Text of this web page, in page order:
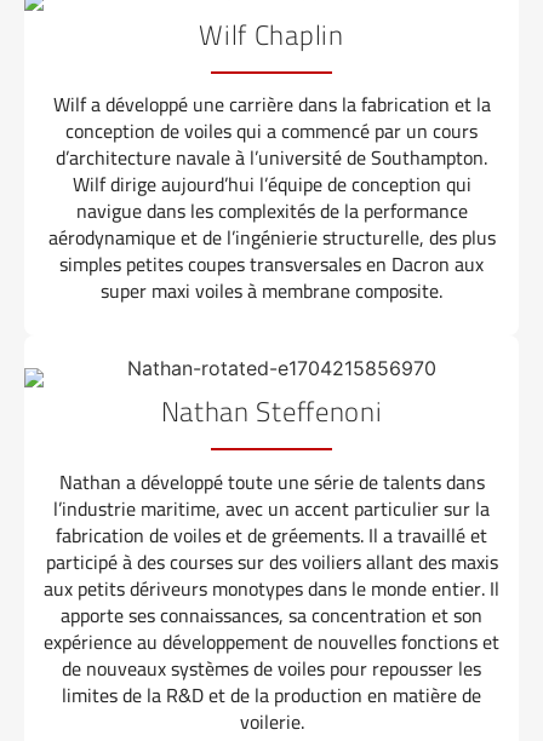
Wilf Chaplin
Wilf a développé une carrière dans la fabrication et la
conception de voiles qui a commencé par un cours
d’architecture navale à l’université de Southampton.
Wilf dirige aujourd’hui l’équipe de conception qui
navigue dans les complexités de la performance
aérodynamique et de l’ingénierie structurelle, des plus
simples petites coupes transversales en Dacron aux
super maxi voiles à membrane composite.
Nathan Steffenoni
Nathan a développé toute une série de talents dans
l’industrie maritime, avec un accent particulier sur la
fabrication de voiles et de gréements. Il a travaillé et
participé à des courses sur des voiliers allant des maxis
aux petits dériveurs monotypes dans le monde entier. Il
apporte ses connaissances, sa concentration et son
expérience au développement de nouvelles fonctions et
de nouveaux systèmes de voiles pour repousser les
limites de la R&D et de la production en matière de
voilerie.